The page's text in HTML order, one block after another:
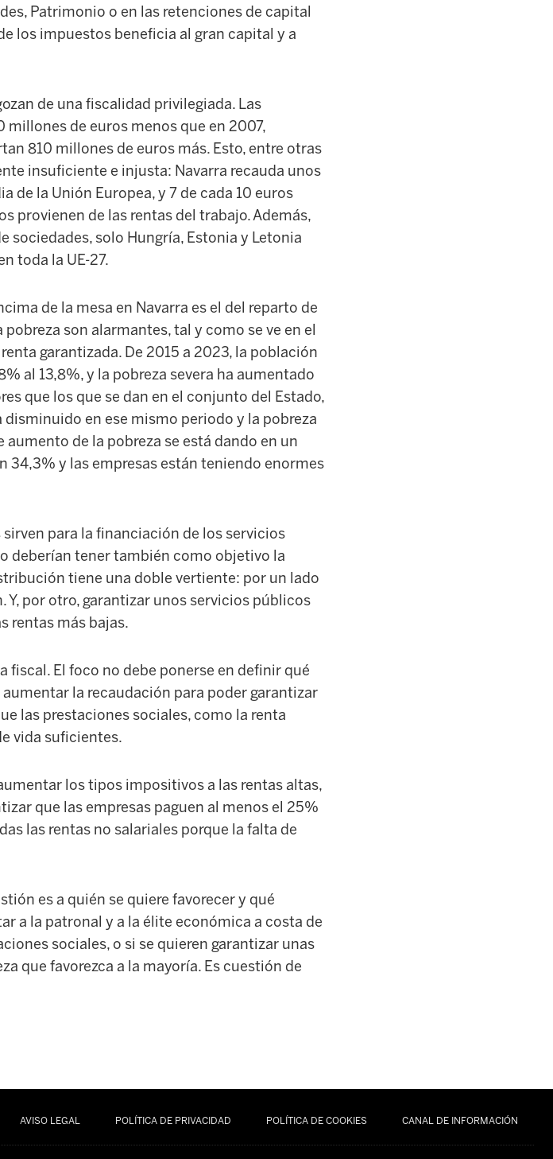
Patrimonio o en las retenciones de capital
los impuestos beneficia al gran capital y a
de una fiscalidad privilegiada. Las
millones de euros menos que en 2007,
810 millones de euros más. Esto, entre otras
insuficiente e injusta: Navarra recauda unos
de la Unión Europea, y 7 de cada 10 euros
provienen de las rentas del trabajo. Además,
sociedades, solo Hungría, Estonia y Letonia
toda la UE-27.
de la mesa en Navarra es el del reparto de
son alarmantes, tal y como se ve en el
garantizada. De 2015 a 2023, la población
al 13,8%, y la pobreza severa ha aumentado
que los que se dan en el conjunto del Estado,
en ese mismo periodo y la pobreza
aumento de la pobreza se está dando en un
34,3% y las empresas están teniendo enormes
para la financiación de los servicios
deberían tener también como objetivo la
tiene una doble vertiente: por un lado
Y, por otro, garantizar unos servicios públicos
rentas más bajas.
fiscal. El foco no debe ponerse en definir qué
la recaudación para poder garantizar
las prestaciones sociales, como la renta
vida suficientes.
los tipos impositivos a las rentas altas,
que las empresas paguen al menos el 25%
las rentas no salariales porque la falta de
es a quién se quiere favorecer y qué
a la patronal y a la élite económica a costa de
sociales, o si se quieren garantizar unas
que favorezca a la mayoría. Es cuestión de
AVISO LEGAL POLÍTICA DE PRIVACIDAD POLÍTICA DE COOKIES CANAL DE INFORMACIÓN